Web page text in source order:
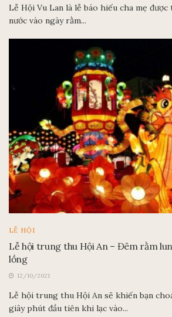
Lễ Hội Vu Lan là lễ báo hiếu cha mẹ
nước vào ngày rằm...
LỄ HỘI
Lễ hội trung thu Hội An – Đêm rằm
lồng
12/10/2021
Lễ hội trung thu Hội An sẽ khiến bạn
giây phút đầu tiên khi lạc vào...